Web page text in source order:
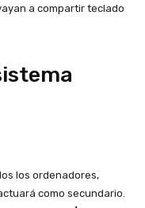
a compartir teclado
los ordenadores,
como secundario.